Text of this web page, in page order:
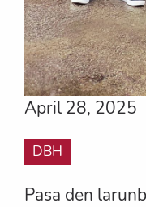
April 28, 2025
DBH
Pasa den